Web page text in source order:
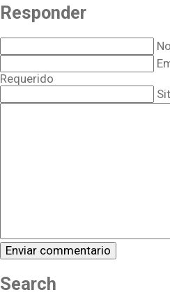
Responder
Requerido
Search